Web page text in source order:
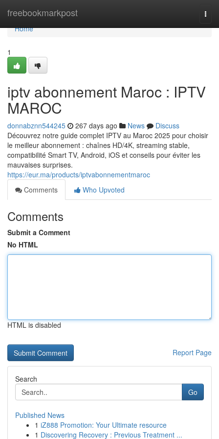
freebookmarkpost
Home
Home
1
iptv abonnement Maroc : IPTV
MAROC
donnabznn544245 267 days ago News
Discuss
Découvrez notre guide complet IPTV au Maroc 2025 pour choisir
le meilleur abonnement : chaînes HD/4K, streaming stable,
compatibilité Smart TV, Android, iOS et conseils pour éviter les
mauvaises surprises.
https://eur.ma/products/iptvabonnementmaroc
Comments
Who Upvoted
Comments
Submit a Comment
No HTML
HTML is disabled
Report Page
Search
Go
Published News
1 iZ888 Promotion: Your Ultimate resource
1 Discovering Recovery : Previous Treatment ...